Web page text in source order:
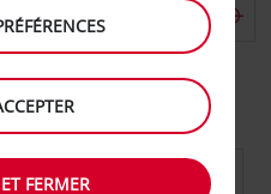
de retour
DATE DE RETOUR
FERMER